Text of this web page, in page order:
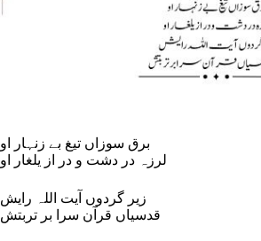
برق سوزاں تیغ بے زنہار او
لرزہ در دشت و در از یلغار او
زیر گردوں آیت اللہ رایش
قدسیاں قرآن سرا بر تربتش